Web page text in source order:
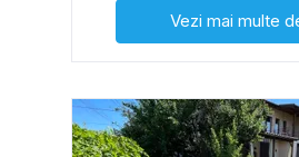
Vezi mai multe